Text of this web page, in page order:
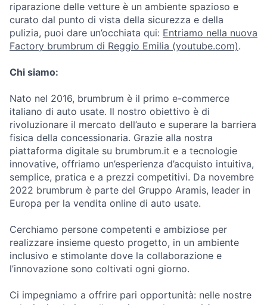
riparazione delle vetture è un ambiente spazioso e
curato dal punto di vista della sicurezza e della
pulizia, puoi dare un’occhiata qui: Entriamo nella nuova
Factory brumbrum di Reggio Emilia (youtube.com).
Chi siamo:
Nato nel 2016, brumbrum è il primo e-commerce
italiano di auto usate. Il nostro obiettivo è di
rivoluzionare il mercato dell’auto e superare la barriera
fisica della concessionaria. Grazie alla nostra
piattaforma digitale su brumbrum.it e a tecnologie
innovative, offriamo un’esperienza d’acquisto intuitiva,
semplice, pratica e a prezzi competitivi. Da novembre
2022 brumbrum è parte del Gruppo Aramis, leader in
Europa per la vendita online di auto usate.
Cerchiamo persone competenti e ambiziose per
realizzare insieme questo progetto, in un ambiente
inclusivo e stimolante dove la collaborazione e
l’innovazione sono coltivati ogni giorno.
Ci impegniamo a offrire pari opportunità: nelle nostre